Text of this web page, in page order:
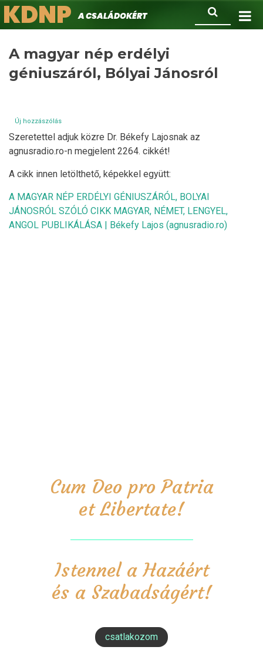
Ugrás
a
Keresés
KDNPA családokért.
A magyar nép erdélyi
géniuszáról, Bólyai Jánosról
Új hozzászólás
Szeretettel adjuk közre Dr. Békefy Lajosnak az
agnusradio.ro-n megjelent 2264. cikkét!
A cikk innen letölthető, képekkel együtt:
A MAGYAR NÉP ERDÉLYI GÉNIUSZÁRÓL, BOLYAI
JÁNOSRÓL SZÓLÓ CIKK MAGYAR, NÉMET, LENGYEL,
ANGOL PUBLIKÁLÁSA | Békefy Lajos (agnusradio.ro)
Cum Deo pro Patria
et Libertate!
Istennel a Hazáért
és a Szabadságért!
csatlakozom